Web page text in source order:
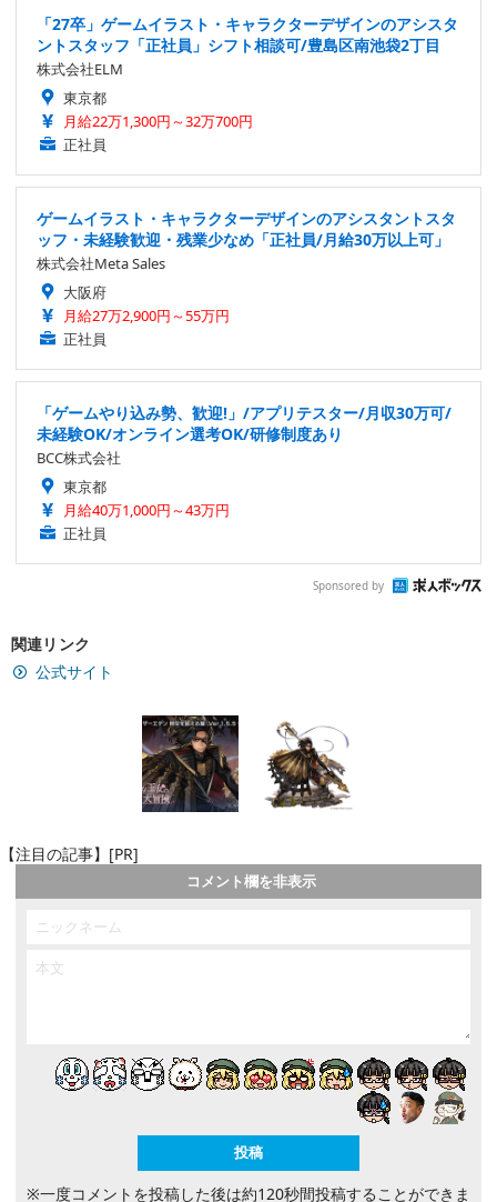
「27卒」ゲームイラスト・キャラクターデザインのアシスタ
ントスタッフ「正社員」シフト相談可/豊島区南池袋2丁目
株式会社ELM
東京都
月給22万1,300円～32万700円
正社員
ゲームイラスト・キャラクターデザインのアシスタントスタ
ッフ・未経験歓迎・残業少なめ「正社員/月給30万以上可」
株式会社Meta Sales
大阪府
月給27万2,900円～55万円
正社員
「ゲームやり込み勢、歓迎!」/アプリテスター/月収30万可/
未経験OK/オンライン選考OK/研修制度あり
BCC株式会社
東京都
月給40万1,000円～43万円
正社員
Sponsored by
関連リンク
公式サイト
【注目の記事】[PR]
コメント欄を非表示
※一度コメントを投稿した後は約120秒間投稿することができま